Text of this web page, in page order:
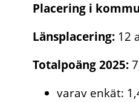
Placering i
Länsplacering:12
Totalpoäng 2025:
varav enkät: